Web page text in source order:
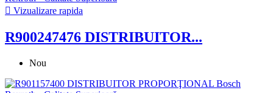
 Vizualizare rapida
R900247476 DISTRIBUITOR...
Nou